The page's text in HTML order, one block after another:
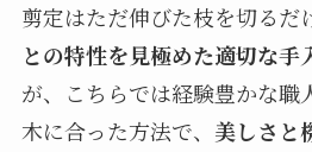
剪定はただ伸びた枝を切るだ
との特性を見極めた適切な手
が、こちらでは経験豊かな職
木に合った方法で、 美しさと